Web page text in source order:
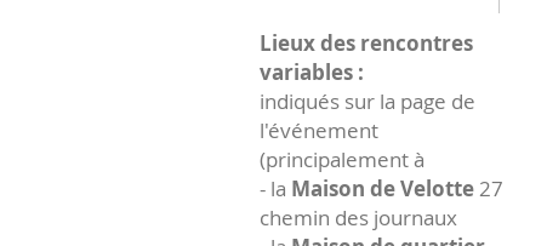
Lieux des rencontres
variables :
indiqués sur la page de
l'événement
(principalement à
- la Maison de Velotte27
chemin des journaux